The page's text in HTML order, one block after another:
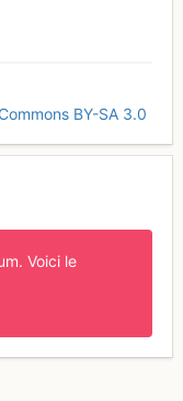
BY-SA 3.0
Voici le